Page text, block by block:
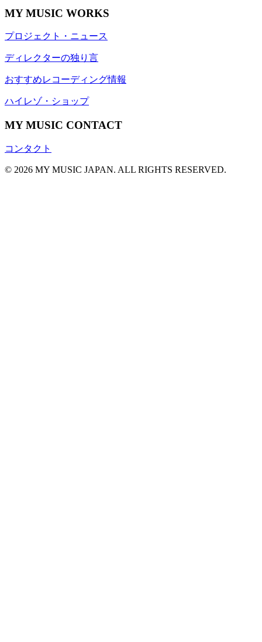
MY MUSIC WORKS
プロジェクト・ニュース
ディレクターの独り言
おすすめレコーディング情報
ハイレゾ・ショップ
MY MUSIC CONTACT
コンタクト
© 2026 MY MUSIC JAPAN. ALL RIGHTS RESERVED.